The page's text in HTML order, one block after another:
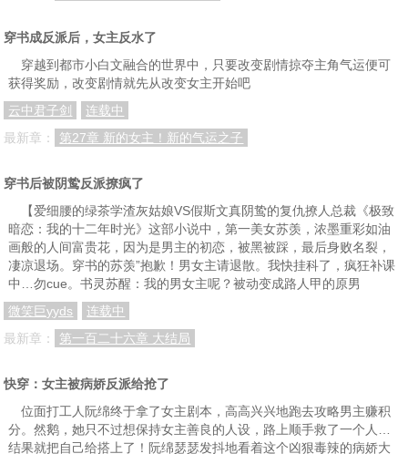
穿书成反派后，女主反水了
穿越到都市小白文融合的世界中，只要改变剧情掠夺主角气运便可
获得奖励，改变剧情就先从改变女主开始吧
云中君子剑
连载中
最新章：
第27章 新的女主！新的气运之子
穿书后被阴鸷反派撩疯了
【爱细腰的绿茶学渣灰姑娘VS假斯文真阴鸷的复仇撩人总裁《极致
暗恋：我的十二年时光》这部小说中，第一美女苏羡，浓墨重彩如油
画般的人间富贵花，因为是男主的初恋，被黑被踩，最后身败名裂，
凄凉退场。穿书的苏羡”抱歉！男女主请退散。我快挂科了，疯狂补课
中…勿cue。书灵苏醒：我的男女主呢？被动变成路人甲的原男
微笑巨yyds
连载中
最新章：
第一百二十六章 大结局
快穿：女主被病娇反派给抢了
位面打工人阮绵终于拿了女主剧本，高高兴兴地跑去攻略男主赚积
分。然鹅，她只不过想保持女主善良的人设，路上顺手救了一个人…
结果就把自己给搭上了！阮绵瑟瑟发抖地看着这个凶狠毒辣的病娇大